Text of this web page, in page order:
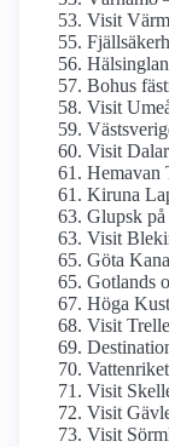
Visit
Bohus
Visit
Visit
Hemavan
Kiruna
Glupsk
Visit
Göta
Gotlands
Höga
Visit
Visit
Visit
Visit